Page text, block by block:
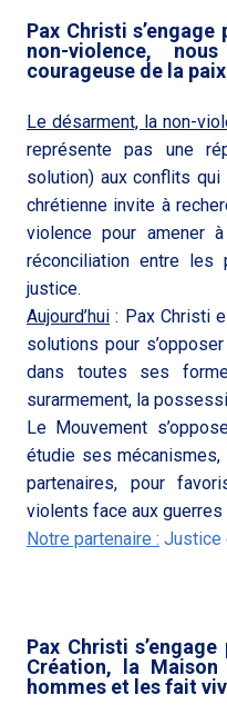
Pax Christi
non-violence,
courageuse de la
Le désarment, la non-
représente pas une
solution) aux conflits qui
chrétienne invite à
violence pour amener
réconciliation entre les
justice.
Aujourd’hui : Pax Christi
solutions pour
dans toutes ses
surarmement, la
Le Mouvement
étudie ses
partenaires, pour
violents face aux
Notre partenaire : Justice
Pax Christi
Création, la
hommes et les fait